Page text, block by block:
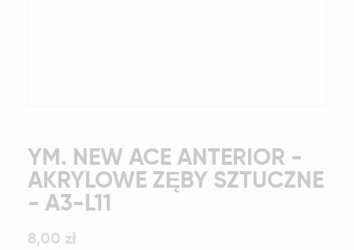
YM. NEW ACE ANTERIOR -
AKRYLOWE ZĘBY SZTUCZNE
- A3-L11
8,00 zł